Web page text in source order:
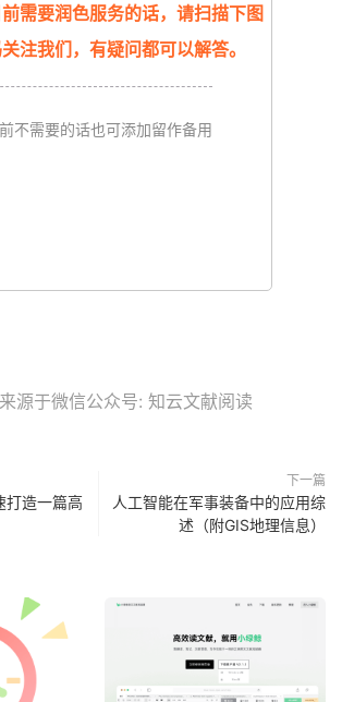
需要润色服务的话，请扫描下图
注我们，有疑问都可以解答。
不需要的话也可添加留作备用
源于微信公众号: 知云文献阅读
打造一篇高
下一篇
人工智能在军事装备中的应用综
述（附GIS地理信息）